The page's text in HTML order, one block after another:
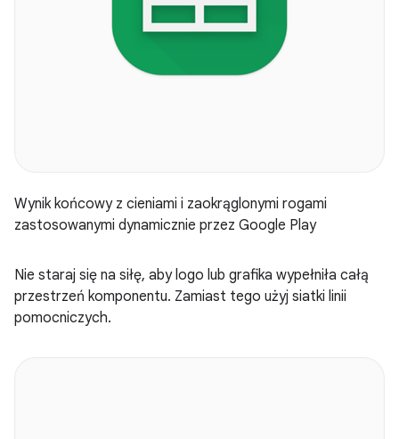
Wynik końcowy z cieniami i zaokrąglonymi rogami
zastosowanymi dynamicznie przez Google Play
Nie staraj się na siłę, aby logo lub grafika wypełniła całą
przestrzeń komponentu. Zamiast tego użyj siatki linii
pomocniczych.